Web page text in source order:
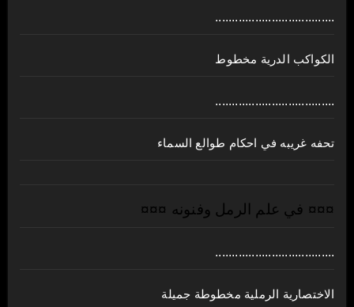
....................................
الكواكب الدرية مخطوط
....................................
تحفه غريبه في احكام طوالع السماء
¤¤¤ في علم الرمل وفنونه ¤¤¤
....................................
الاختصارية الرملية مخطوطة جميلة